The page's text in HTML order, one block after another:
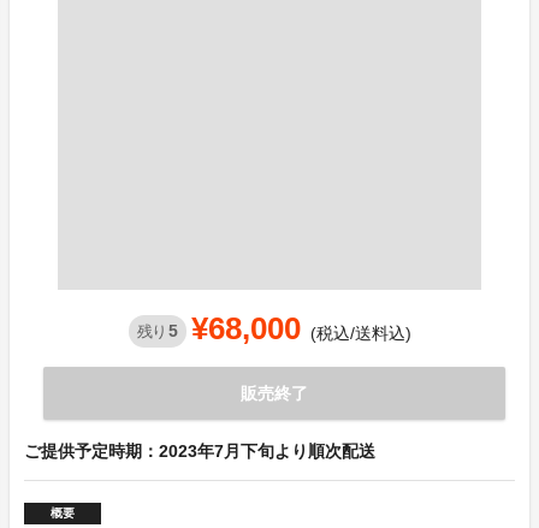
残り 5 ¥68,000 (税込/送料込)
販売終了
ご提供予定時期：2023年7月下旬より順次配送
概要